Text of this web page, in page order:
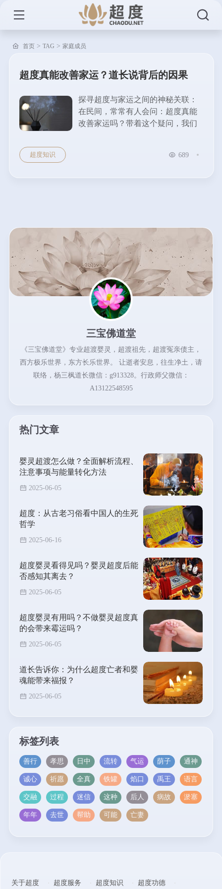
首页> TAG > 家庭成员
超度真能改善家运？道长说背后的因果
探寻超度与家运之间的神秘关联：
在民间，常常有人会问：超度真能
改善家运吗？带着这个疑问，我们
在传统观念里，是一种通过特定仪
超度知识 689
三宝佛道堂
《三宝佛道堂》专业超渡婴灵，超渡祖先，超渡冤亲债主，
西方极乐世界，东方长乐世界。 让逝者安息，往生净土，请
联络，杨三枫道长微信：g913328。行政师父微信：
A13122548595
热门文章
婴灵超渡怎么做？全面解析流程、
注意事项与能量转化方法
2025-06-05
超度：从古老习俗看中国人的生死
哲学
2025-06-16
超度婴灵看得见吗？婴灵超度后能
否感知其离去？
2025-06-05
超度婴灵有用吗？不做婴灵超度真
的会带来霉运吗？
2025-06-05
道长告诉你：为什么超度亡者和婴
魂能带来福报？
2025-06-05
标签列表
善行 孝思 日中 流转 气运 荫子 通神
诚心 祈愿 全真 铁罐 焰口 禹王 语言
交融 过程 迷信 这种 后人 病故 淤塞
年年 去世 帮助 可能 亡妻
关于超度 超度服务 超度知识 超度功德